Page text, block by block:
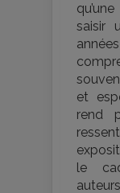
saisir
et
rend
le